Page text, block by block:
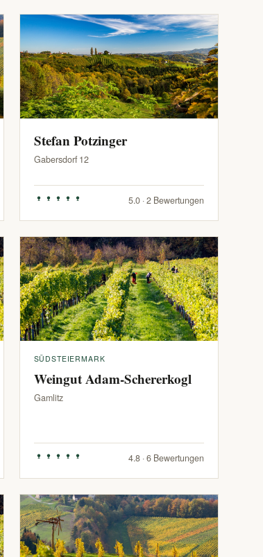
Stefan Potzinger
Gabersdorf 12
5.0 · 2 Bewertungen
SÜDSTEIERMARK
Weingut Adam-Schererkogl
Gamlitz
4.8 · 6 Bewertungen